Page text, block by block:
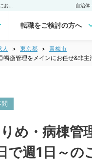
自治体
転職をご検討の方へ
東京都
青梅市
瘡管理をメインにお任せ&非
め・病棟
週1日～の